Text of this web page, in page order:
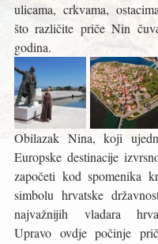
ulicama, crkvama,
što različite priče Nin
godina.
Obilazak Nina, koji
Europske destinacije
započeti kod spomenika
simbolu hrvatske
najvažnijih vladara
Upravo ovdje počinje